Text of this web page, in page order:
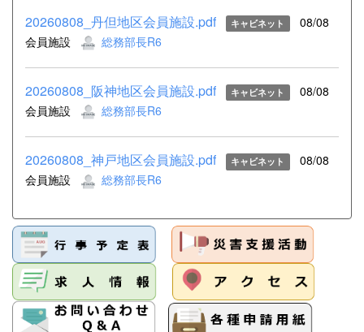
20260808_丹但地区会員施設.pdf キャビネット
08/08
会員施設
総務部長R6
20260808_阪神地区会員施設.pdf キャビネット
08/08
会員施設
総務部長R6
20260808_神戸地区会員施設.pdf キャビネット
08/08
会員施設
総務部長R6